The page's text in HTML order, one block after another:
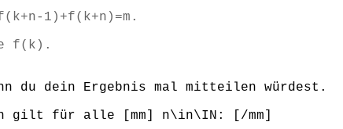
1)+f(k+n)=m.
f(k).
du dein Ergebnis mal mitteilen würdest.
gilt für alle [mm] n\in\IN: [/mm]